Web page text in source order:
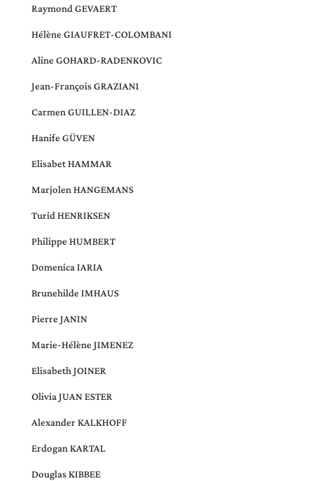
Raymond GEVAERT
Hélène GIAUFRET-COLOMBANI
Aline GOHARD-RADENKOVIC
Jean-François GRAZIANI
Carmen GUILLEN-DIAZ
Hanife GÜVEN
Elisabet HAMMAR
Marjolen HANGEMANS
Turid HENRIKSEN
Philippe HUMBERT
Domenica IARIA
Brunehilde IMHAUS
Pierre JANIN
Marie-Hélène JIMENEZ
Elisabeth JOINER
Olivia JUAN ESTER
Alexander KALKHOFF
Erdogan KARTAL
Douglas KIBBEE